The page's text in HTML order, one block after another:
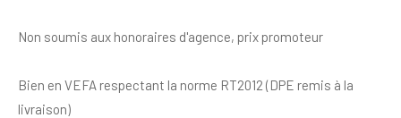
Non soumis aux honoraires d'agence, prix promoteur
Bien en VEFA respectant la norme RT2012 (DPE remis à la
livraison)